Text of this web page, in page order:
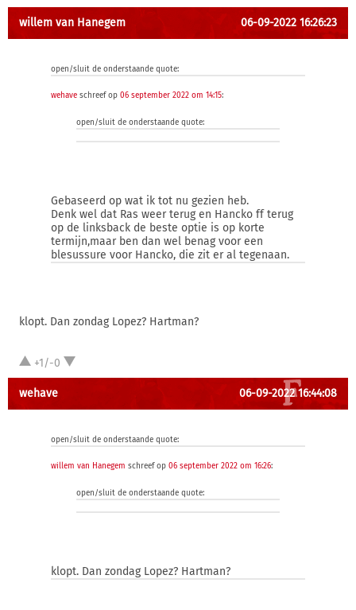
willem van Hanegem 06-09-2022 16:26:23
open/sluit de onderstaande quote:
wehave schreef op 06 september 2022 om 14:15:
open/sluit de onderstaande quote:
Gebaseerd op wat ik tot nu gezien heb.
Denk wel dat Ras weer terug en Hancko ff terug
op de linksback de beste optie is op korte
termijn,maar ben dan wel benag voor een
blesussure voor Hancko, die zit er al tegenaan.
klopt. Dan zondag Lopez? Hartman?
+1/-0
wehave 06-09-2022 16:44:08
open/sluit de onderstaande quote:
willem van Hanegem schreef op 06 september 2022 om 16:26:
open/sluit de onderstaande quote:
klopt. Dan zondag Lopez? Hartman?